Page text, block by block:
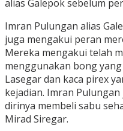
alias Galepok sebelum
Imran Pulungan alias
juga mengakui peran
Mereka mengakui telah
menggunakan bong
Lasegar dan kaca pirex
kejadian. Imran
dirinya membeli sabu
Mirad Siregar.